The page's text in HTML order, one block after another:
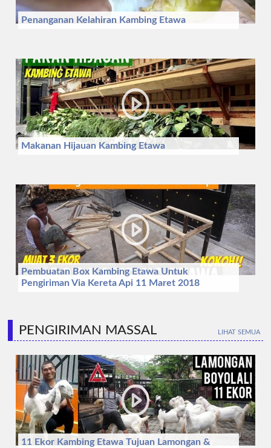
Penanganan Kelahiran Kambing Etawa
Makanan Hijauan Kambing Etawa
Pembuatan Box Kambing Etawa Untuk
Pengiriman Via Kereta Api 11 Maret 2018
PENGIRIMAN MASSAL LIHAT SEMUA
11 Ekor Kambing Etawa Tujuan Lamongan &